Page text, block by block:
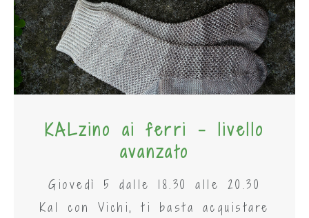
KALzino ai ferri - livello
avanzato
Giovedì 5 dalle 18.30 alle 20.30
Kal con Vichi, ti basta acquistare